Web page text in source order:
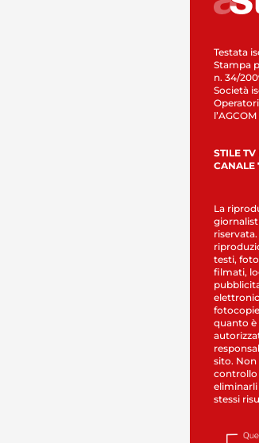
Testata
Stampa
n. 34/
Società
STILE
CANALE
La
testi,
filmati,
quanto è
sito.
controllo
eliminarli
stessi